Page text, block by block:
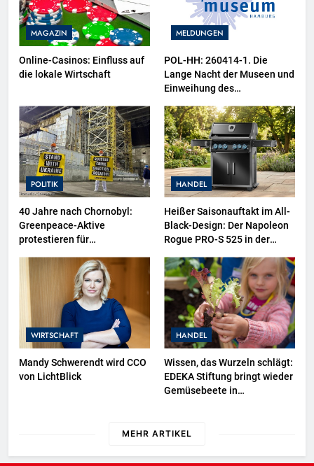
MAGAZIN
Online-Casinos: Einfluss auf
die lokale Wirtschaft
MELDUNGEN
POL-HH: 260414-1. Die
Lange Nacht der Museen und
Einweihung des
sowie neuer
Ausstellungsbereiche im
Polizeimuseum Hamburg
POLITIK
40 Jahre nach Chornobyl:
Greenpeace-Aktive
protestieren für
Wiederaufbau der zerstörten
Schutzhülle / Greenpeace-
Report dokumentiert Folgen
des russischen
Drohnenangriffs
HANDEL
Heißer Saisonauftakt im All-
Black-Design: Der Napoleon
Rogue PRO-S 525 in der
WIRTSCHAFT
Mandy Schwerendt wird CCO
von LichtBlick
HANDEL
Wissen, das Wurzeln schlägt:
EDEKA Stiftung bringt wieder
Gemüsebeete in
MEHR ARTIKEL